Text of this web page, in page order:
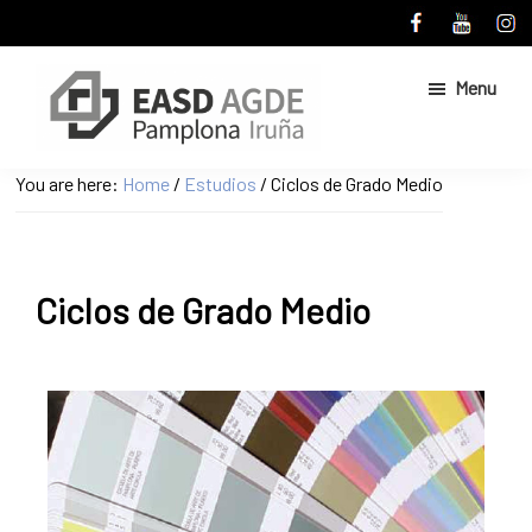
to
content
to
Escuela
de
de
Diseño
Sitio
Escuela
Superior
de
Diseño
de
Menu
You are here: Home / Estudios / Ciclos de Grado Medio
Ciclos de Grado Medio